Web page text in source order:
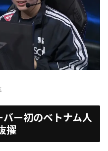
ー初のベトナム人
擢